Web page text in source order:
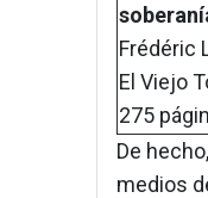
Frédéric
El Viejo
275
De
medios